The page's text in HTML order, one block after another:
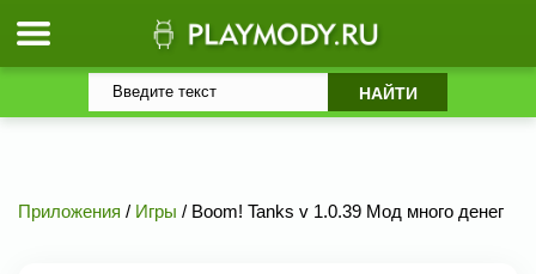
Приложения / Игры / Boom! Tanks v 1.0.39 Мод много денег